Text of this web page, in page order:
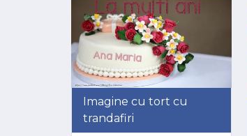
Imagine cu tort cu
trandafiri